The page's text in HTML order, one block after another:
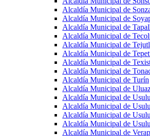
Alcaldía Municipal de
Alcaldía Municipal de
Alcaldía Municipal de
Alcaldía Municipal de
Alcaldía Municipal de
Alcaldía Municipal de
Alcaldía Municipal de
Alcaldía Municipal de
Alcaldía Municipal de Turín
Alcaldía Municipal de
Alcaldía Municipal de
Alcaldía Municipal de
Alcaldía Municipal de
Alcaldía Municipal de
Alcaldía Municipal de